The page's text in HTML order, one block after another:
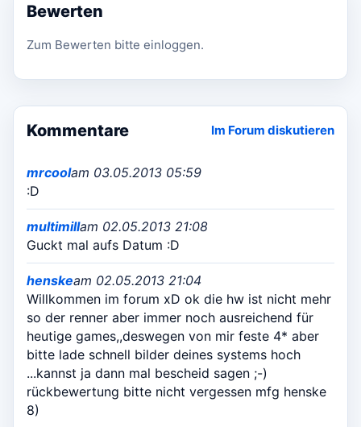
Bewerten
Zum Bewerten bitte einloggen.
Kommentare Im Forum diskutieren
mrcoolam 03.05.2013 05:59
:D
multimillam 02.05.2013 21:08
Guckt mal aufs Datum :D
henskeam 02.05.2013 21:04
Willkommen im forum xD ok die hw ist nicht mehr
so der renner aber immer noch ausreichend für
heutige games,,deswegen von mir feste 4* aber
bitte lade schnell bilder deines systems hoch
...kannst ja dann mal bescheid sagen ;-)
rückbewertung bitte nicht vergessen mfg henske
8)